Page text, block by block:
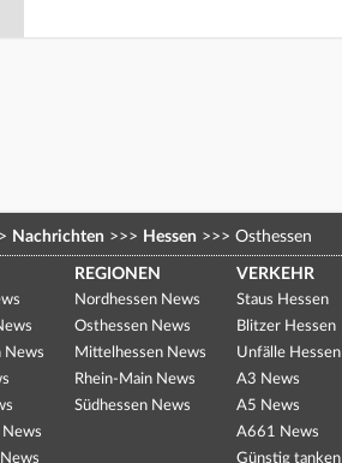
Nachrichten >>> Hessen >>> Osthessen
News
REGIONEN
Nordhessen News
Osthessen News
Mittelhessen News
Rhein-Main News
Südhessen News
VERKEHR
Staus Hessen
Blitzer Hessen
Unfälle Hessen
A3 News
A5 News
A661 News
Günstig tanken